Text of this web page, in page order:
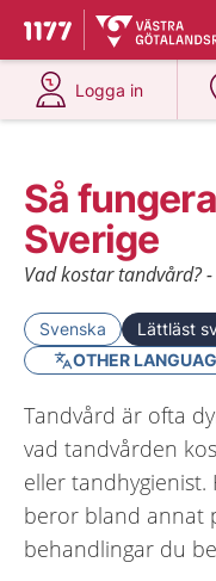
Till startsidan för
Du har valt
Logga in
på 1177.se
Så
Sverige
Vad kostar tandvård?
Svenska
Lättläst
OTHER
Tandvård är ofta
vad tandvården
eller
beror bland annat
behandlingar du